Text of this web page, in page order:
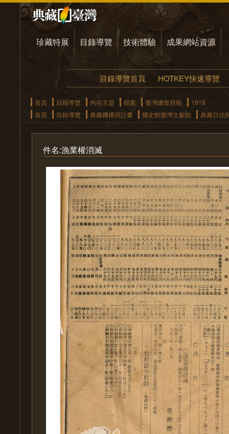
珍藏特展 目錄導覽 技術體驗 成果網站資源
目錄導覽首頁 HOTKEY快速導覽
首頁 目錄導覽 內容主題 檔案 臺灣總督府報
1918
首頁
目錄導覽 典藏機構與計畫 國史館臺灣文獻館 典藏日治
件名:漁業權消滅